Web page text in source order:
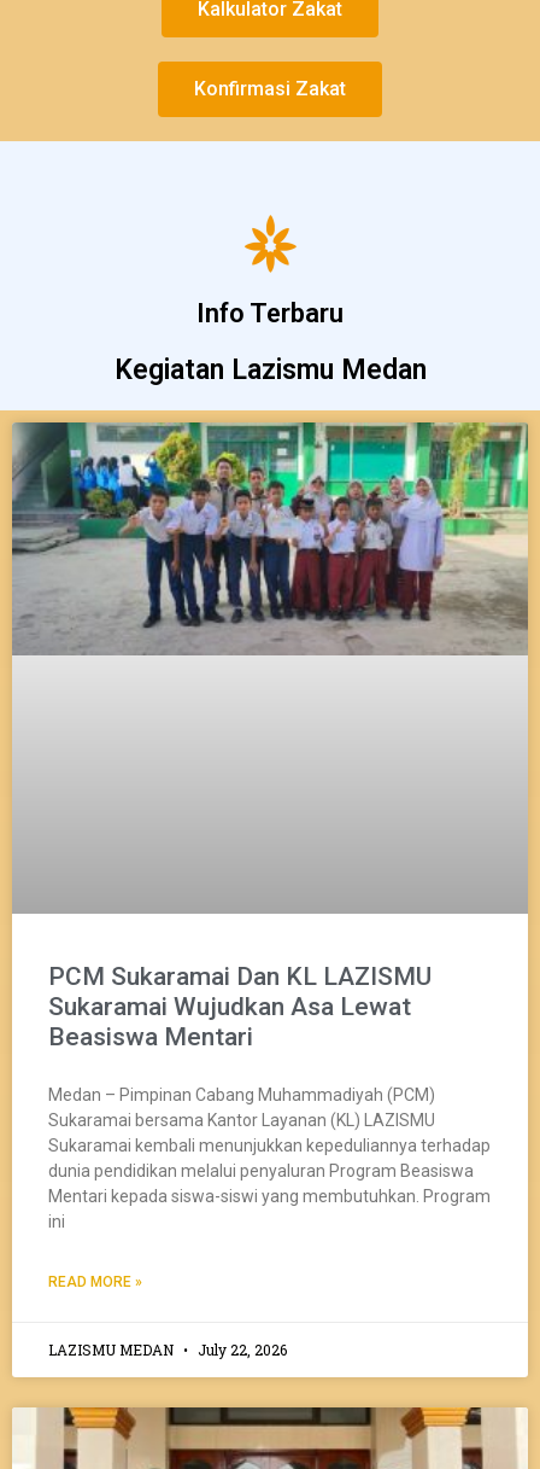
Kalkulator Zakat
Konfirmasi Zakat
Info Terbaru
Kegiatan Lazismu Medan
PCM Sukaramai Dan KL LAZISMU
Sukaramai Wujudkan Asa Lewat
Beasiswa Mentari
Medan – Pimpinan Cabang Muhammadiyah (PCM)
Sukaramai bersama Kantor Layanan (KL) LAZISMU
Sukaramai kembali menunjukkan kepeduliannya terhadap
dunia pendidikan melalui penyaluran Program Beasiswa
Mentari kepada siswa-siswi yang membutuhkan. Program
ini
READ MORE »
LAZISMU MEDAN July 22, 2026